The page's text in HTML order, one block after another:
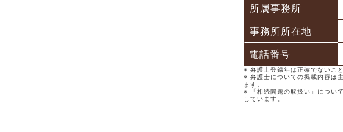
所属事務所
事務所所在地
電話番号
※ 弁護士登録年は正確でないこ
※ 弁護士についての掲載内容は
ます。
※ 「相続問題の取扱い」につい
しています。